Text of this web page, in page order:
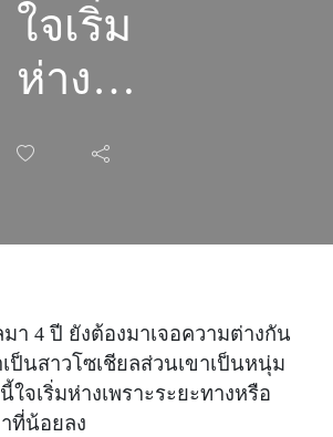
ใจเริ่ม
ห่าง
เพราะ
ทางหรือ
ใส่ใจที่
น้อยลง
า 4 ปี ยังต้องมาเจอความต่างกัน
เป็นสาวโซเชียลส่วนเขาเป็นหนุ่ม
จเริ่มห่างเพราะระยะทางหรือ
ที่น้อยลง